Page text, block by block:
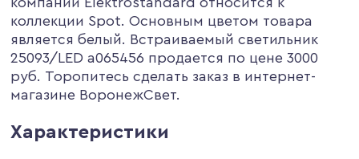
коллекции Spot. Основным цветом товара
является белый. Встраиваемый светильник
25093/LED a065456 продается по цене 3000
руб. Торопитесь сделать заказ в интернет-
магазине ВоронежСвет.
Характеристики